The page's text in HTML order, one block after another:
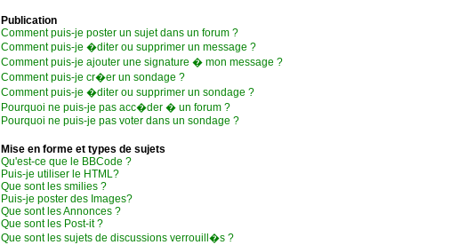
Publication
Comment puis-je poster un sujet dans un forum ?
Comment puis-je �diter ou supprimer un message ?
Comment puis-je ajouter une signature � mon message ?
Comment puis-je cr�er un sondage ?
Comment puis-je �diter ou supprimer un sondage ?
Pourquoi ne puis-je pas acc�der � un forum ?
Pourquoi ne puis-je pas voter dans un sondage ?
Mise en forme et types de sujets
Qu'est-ce que le BBCode ?
Puis-je utiliser le HTML?
Que sont les smilies ?
Puis-je poster des Images?
Que sont les Annonces ?
Que sont les Post-it ?
Que sont les sujets de discussions verrouill�s ?